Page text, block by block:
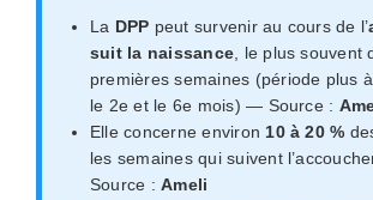
La DPP peut survenir au cours de l’
suit la naissance , le plus souvent
premières semaines (période plus
le 2e et le 6e mois) — Source :
Elle concerne environ 10 à 20 %
les semaines qui suivent
Source :Ameli